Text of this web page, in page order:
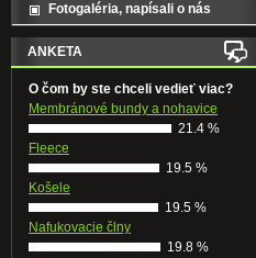
Fotogaléria, napísali o nás
ANKETA
O čom by ste chceli vedieť viac?
Membránové bundy a nohavice
21.4 %
Fleece
19.5 %
Košele
19.5 %
Nafukovacie člny
19.8 %